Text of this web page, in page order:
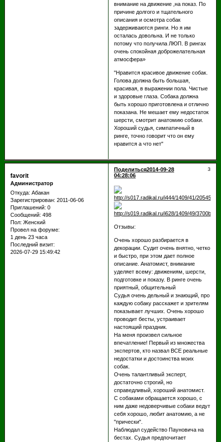
внимание на движение ,на показ. По
причине долгого и тщательного
описания и осмотра собак
задерживаются ринги. Но я им
осталась довольна. И не только
потому что получила ЛЮП. В рингах
очень спокойная доброжелательная
атмосфера»
"Нравится красивое движение собак.
Голова должна быть большая,
красивая, в выражении пола. Чистые
и здоровые глаза. Собака должна
быть хорошо приготовлена и отлично
показана. Не мешает ему недостаток
шерсти, смотрит анатомию собаки.
Хороший судья, симпатичный в
ринге, точно говорит что он ему
нравится а что нет"
Поделиться 3
2014-09-28
04:28:06
favorit
Администратор
Откуда: Абакан
Зарегистрирован: 2011-06-06
Приглашений: 0
Сообщений: 498
Пол: Женский
Провел на форуме:
1 день 23 часа
Последний визит:
2026-07-29 15:49:42
Отзывы:
Очень хорошо разбирается в
декорации. Судит очень внятно, четко
и быстро, при этом дает полное
описание. Анатомист, внимание
уделяет всему: движениям, шерсти,
подготовке и показу. В ринге очень
приятный, общительный
Судья очень дельный и знающий, про
каждую собаку расскажет и зрителям
показывает лучших. Очень хорошо
проводит бесты, устраивает
настоящий праздник.
На меня произвел сильное
впечатление! Первый из множества
экспертов, кто назвал ВСЕ реальные
недостатки и достоинства моих
собак.
Очень талантливый эксперт,
достаточно строгий, но
справедливый, хороший анатомист.
С собаками обращается хорошо, с
ним даже недоверчивые собаки ведут
себя хорошо, любит анатомию, а не
"прически".
Наблюдал судейство Пауновича на
бестах. Судья предпочитает